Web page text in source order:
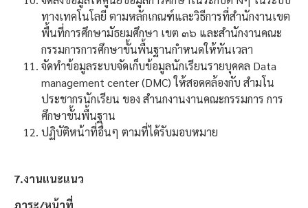
ทางเทคโนโลยี ตามหลักเกณฑ์และวิธีการที่สำนักงานเขต
พื้นที่การศึกษามัธยมศึกษา เขต ๓๖ และสำนักงานคณะ
กรรมการการศึกษาขั้นพื้นฐานกำหนดให้ทันเวลา
จัดทำข้อมูลระบบจัดเก็บข้อมูลนักเรียนรายบุคคล Data
management center (DMC) ให้สอดคล้องกับ สำมโน
ประชากรนักเรียน ของ สำนกงานงานคณะกรรมการ การ
ศึกษาขั้นพื้นฐาน
ปฏิบัติหน้าที่อื่นๆ ตามที่ได้รับมอบหมาย
7.งานแนะแนว
ภาระ/หน้าที่